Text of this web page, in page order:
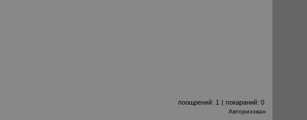
поощрений: 1 | покараний: 0
Авторизован